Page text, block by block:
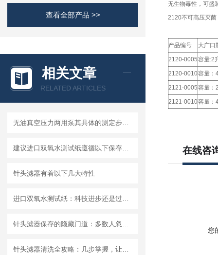
查看全部产品 >>
相关文章
RELATED ARTICLES
针头滤器有着以下几大特性
无生物毒性，可盛
2120不可高压灭
产品编号 大广口
2120-0005容量:2
2120-0010容量：
2121-0005容量：
2121-0010容量：
在线咨
您